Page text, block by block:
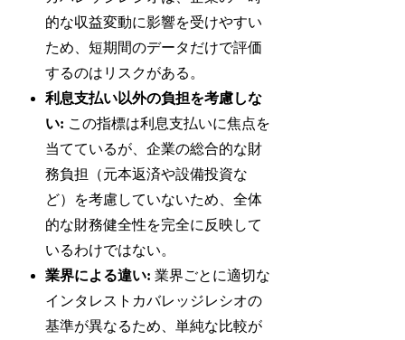
的な収益変動に影響を受けやすい
ため、短期間のデータだけで評価
するのはリスクがある。
利息支払い以外の負担を考慮しな
い: この指標は利息支払いに焦点を
当てているが、企業の総合的な財
務負担（元本返済や設備投資な
ど）を考慮していないため、全体
的な財務健全性を完全に反映して
いるわけではない。
業界による違い: 業界ごとに適切な
インタレストカバレッジレシオの
基準が異なるため、単純な比較が